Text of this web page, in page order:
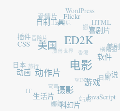
电影
ED2K
美国
动作片
摄影
游戏
软件
喜剧片
Flickr
自制工具
CSS
动画
生活片
科幻片
JavaScript
小说
美剧
HTML
WordPress
爱情片
插件
日本
IT
娜娜 站点
日剧
横幅图
搬运
豆知识
冒险片
旅行
弯弯
WIN7
香港
魔兽世界